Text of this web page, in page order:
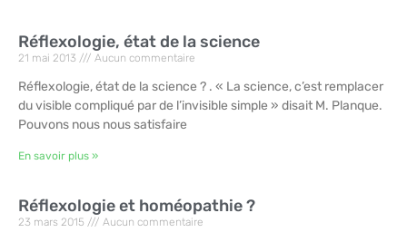
Réflexologie, état de la science
21 mai 2013 Aucun commentaire
Réflexologie, état de la science ? . « La science, c’est remplacer
du visible compliqué par de l’invisible simple » disait M. Planque.
Pouvons nous nous satisfaire
En savoir plus »
Réflexologie et homéopathie ?
23 mars 2015 Aucun commentaire